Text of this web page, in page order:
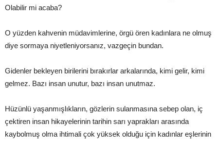
Olabilir mi acaba?
O yüzden kahvenin müdavimlerine, örgü ören kadınlara ne olmuş
diye sormaya niyetleniyorsanız, vazgeçin bundan.
Gidenler bekleyen birilerini bırakırlar arkalarında, kimi gelir, kimi
gelmez. Bazı insan unutur, bazı insan unutmaz.
Hüzünlü yaşanmışlıkların, gözlerin sulanmasına sebep olan, iç
çektiren insan hikayelerinin tarihin sarı yaprakları arasında
kaybolmuş olma ihtimali çok yüksek olduğu için kadınlar eşlerinin